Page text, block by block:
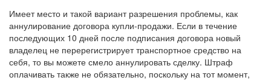
Имеет место и такой вариант разрешения проблемы, как
аннулирование договора купли-продажи. Если в течение
последующих 10 дней после подписания договора новый
владелец не перерегистрирует транспортное средство на
себя, то вы можете смело аннулировать сделку. Штраф
оплачивать также не обязательно, поскольку на тот момент,